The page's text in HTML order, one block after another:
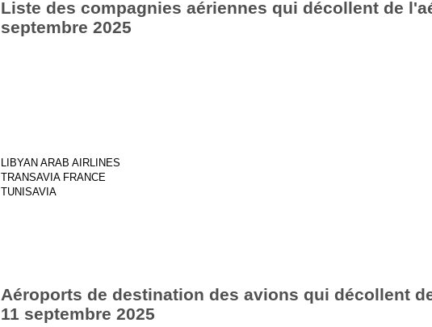
Liste des compagnies aériennes qui décollent de
septembre 2025
LIBYAN ARAB AIRLINES
TRANSAVIA FRANCE
TUNISAVIA
Aéroports de destination des avions qui décollent
11 septembre 2025